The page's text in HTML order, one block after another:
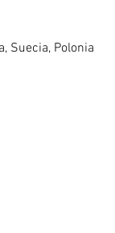
Suecia, Polonia